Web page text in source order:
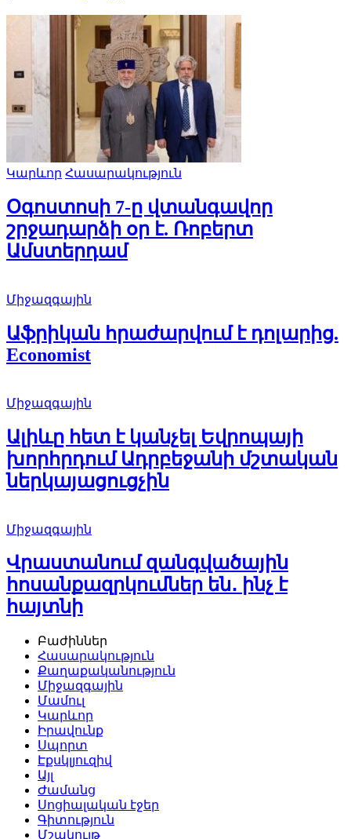
Կարևոր Հասարակություն
Օգոստոսի 7-ը վտանգավոր
շրջադարձի օր է. Ռոբերտ
Ամստերդամ
Միջազգային
Աֆրիկան ​​հրաժարվում է դոլարից.
Economist
Միջազգային
Ալիևը հետ է կանչել Եվրոպայի
խորհրդում Ադրբեջանի մշտական
ներկայացուցչին
Միջազգային
Վրաստանում զանգվածային
հոսանքազրկումներ են․ ինչ է
հայտնի
Բաժիններ
Հասարակություն
Քաղաքականություն
Միջազգային
Մամուլ
Կարևոր
Իրավունք
Սպորտ
Էքսկլյուզիվ
Այլ
Ժամանց
Սոցիալական էջեր
Գիտություն
Մշակույթ